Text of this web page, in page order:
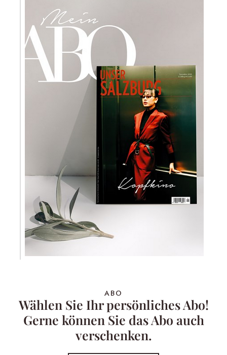
ABO
Wählen Sie Ihr persönliches Abo!
Gerne können Sie das Abo auch
verschenken.